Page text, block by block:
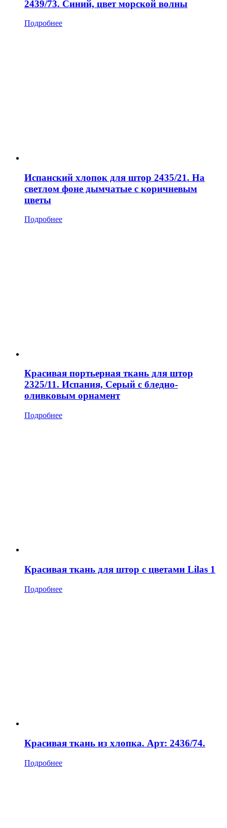
2439/73. Синий, цвет морской волны
Подробнее
Испанский хлопок для штор 2435/21. На
светлом фоне дымчатые с коричневым
цветы
Подробнее
Красивая портьерная ткань для штор
2325/11. Испания, Серый с бледно-
оливковым орнамент
Подробнее
Красивая ткань для штор с цветами Lilas 1
Подробнее
Красивая ткань из хлопка. Арт: 2436/74.
Подробнее